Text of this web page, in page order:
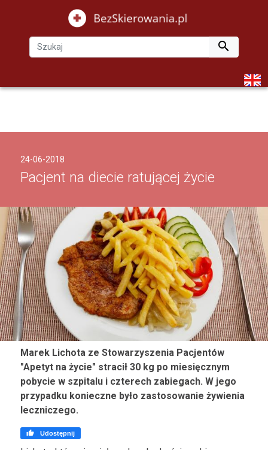

24-06-2018
Pacjent na diecie ratującej życie
Marek Lichota ze Stowarzyszenia Pacjentów
"Apetyt na życie" stracił 30 kg po miesięcznym
pobycie w szpitalu i czterech zabiegach. W jego
przypadku konieczne było zastosowanie żywienia
leczniczego.
 Udostępnij